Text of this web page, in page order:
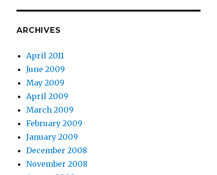
ARCHIVES
April 2011
June 2009
May 2009
April 2009
March 2009
February 2009
January 2009
December 2008
November 2008